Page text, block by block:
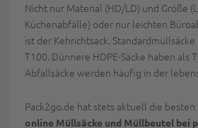
Nicht nur Material (HD/LD) und Größe
Küchenabfälle) oder nur leichten
ist der Kehrichtsack.
T100. Dünnere HDPE-Säcke haben
Abfallsäcke werden häufig in der
Pack2go.de hat stets aktuell die besten
online Müllsäcke und Müllbeutel bei